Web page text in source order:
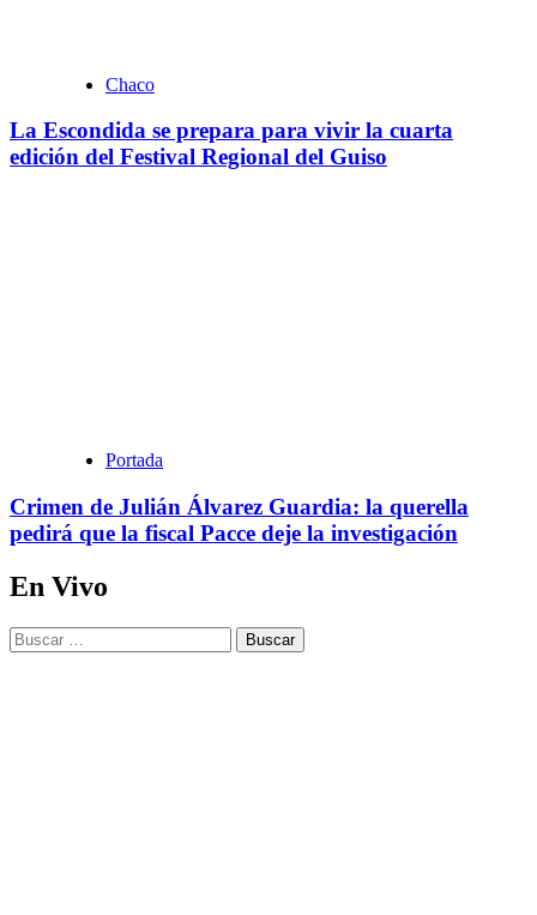
Chaco
La Escondida se prepara para vivir la cuarta
edición del Festival Regional del Guiso
Portada
Crimen de Julián Álvarez Guardia: la querella
pedirá que la fiscal Pacce deje la investigación
En Vivo
Buscar: